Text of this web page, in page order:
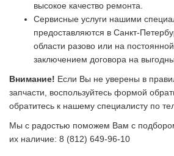
высокое качество ремонта.
Сервисные услуги нашими
предоставляются в Санкт-
области разово или на
заключением договора на
Внимание! Если Вы не уверены в
запчасти, воспользуйтесь формой
обратитесь к нашему специалисту по
Мы с радостью поможем Вам с
их наличие: 8 (812) 649-96-10